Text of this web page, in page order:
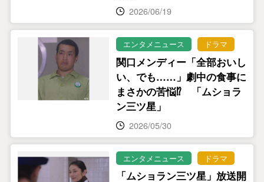
2026/06/19
エンタメニュース ドラマ
関口メンディー「全部おいし
い、でも……」劇中の食事に
まさかの苦悩⁉ 「ムショラ
ン三ツ星」
2026/05/30
エンタメニュース ドラマ
「ムショラン三ツ星」放送開